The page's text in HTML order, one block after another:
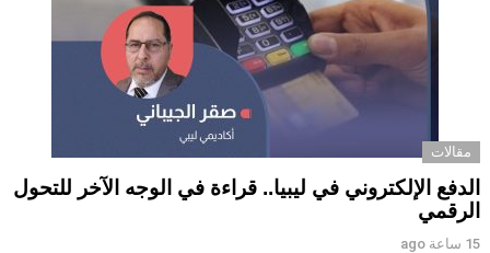
مقالات
الدفع الإلكتروني في ليبيا.. قراءة في الوجه الآخر للتحول
الرقمي ‏
15 ساعة ago